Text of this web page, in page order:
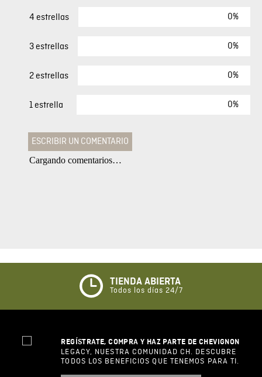
4 estrellas 0%
3 estrellas 0%
2 estrellas 0%
1 estrella 0%
ESCRIBIR UN COMENTARIO
Califique el producto de 1 a 5 estrellas
★☆ ☆
Su nombre
Correo electrónico
Cargando comentarios…
TIENDA ABIERTA
Todos los días 24/7
REGÍSTRATE, COMPRA Y HAZ PARTE DE CHEVIGNON
LEGACY, NUESTRA COMUNIDAD CH. DESCUBRE
TODOS LOS BENEFICIOS QUE TENEMOS PARA TI.